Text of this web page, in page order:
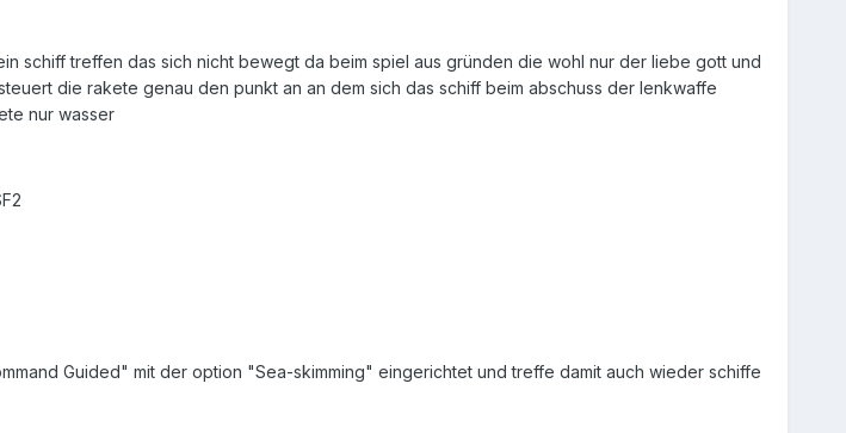
schiff treffen das sich nicht bewegt da beim spiel aus gründen die wohl nur der liebe gott und
die rakete genau den punkt an an dem sich das schiff beim abschuss der lenkwaffe
nur wasser
Guided" mit der option "Sea-skimming" eingerichtet und treffe damit auch wieder schiffe